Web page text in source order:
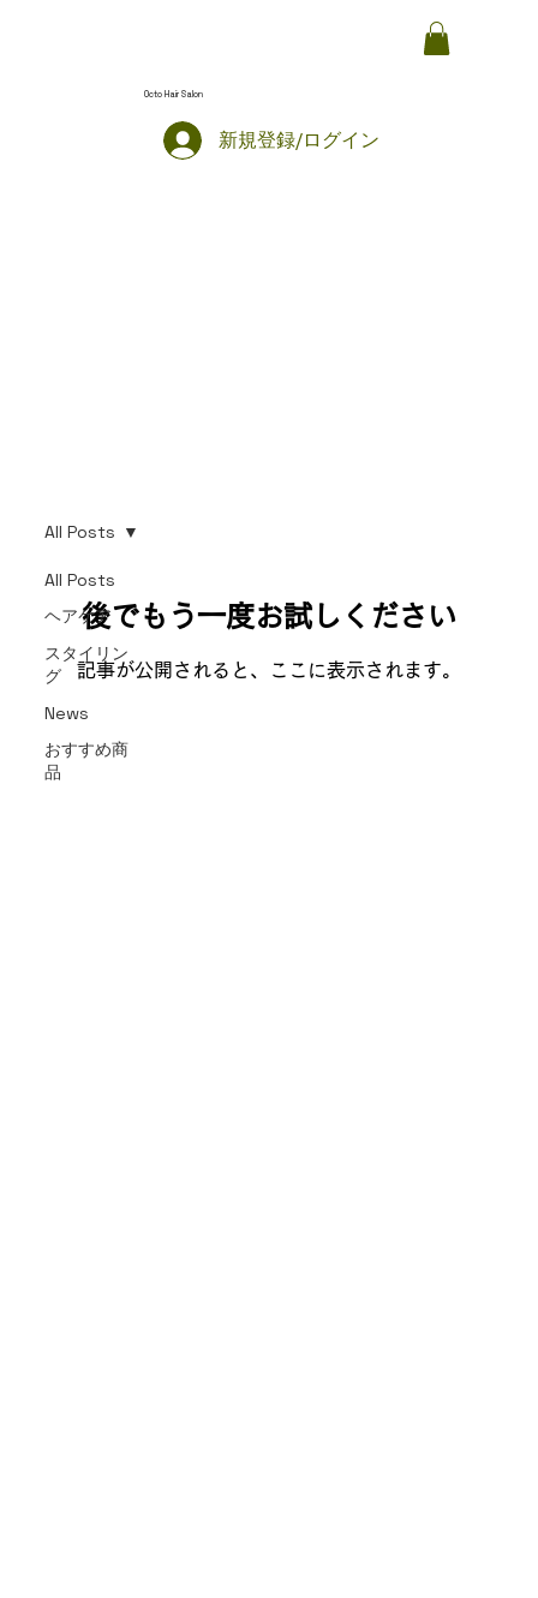
Octo Hair Salon
新規登録/ログイン
All Posts
ヘアケア
スタイリン
グ
News
おすすめ商
品
All Posts
後でもう一度お試しください
記事が公開されると、ここに表示されます。